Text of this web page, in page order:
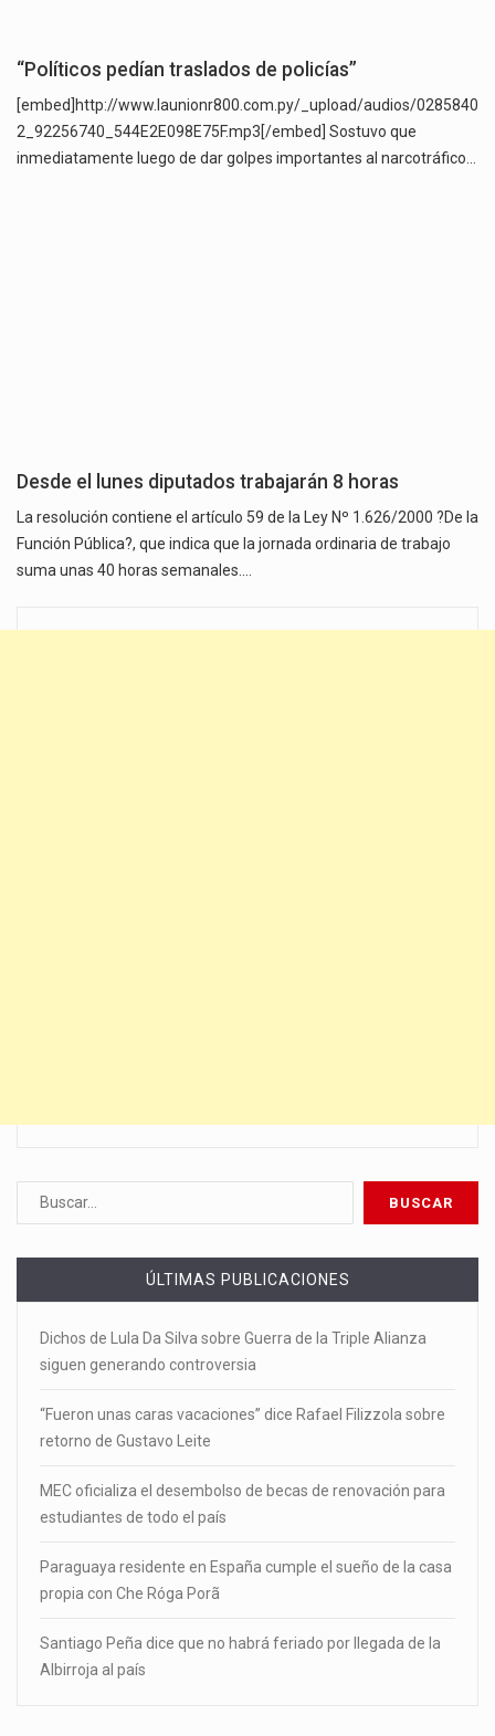
“Políticos pedían traslados de policías”
[embed]http://www.launionr800.com.py/_upload/audios/0285840
2_92256740_544E2E098E75F.mp3[/embed] Sostuvo que
inmediatamente luego de dar golpes importantes al narcotráfico…
Desde el lunes diputados trabajarán 8 horas
La resolución contiene el artículo 59 de la Ley Nº 1.626/2000 ?De la
Función Pública?, que indica que la jornada ordinaria de trabajo
suma unas 40 horas semanales.…
ÚLTIMAS PUBLICACIONES
Dichos de Lula Da Silva sobre Guerra de la Triple Alianza
siguen generando controversia
“Fueron unas caras vacaciones” dice Rafael Filizzola sobre
retorno de Gustavo Leite
MEC oficializa el desembolso de becas de renovación para
estudiantes de todo el país
Paraguaya residente en España cumple el sueño de la casa
propia con Che Róga Porã
Santiago Peña dice que no habrá feriado por llegada de la
Albirroja al país